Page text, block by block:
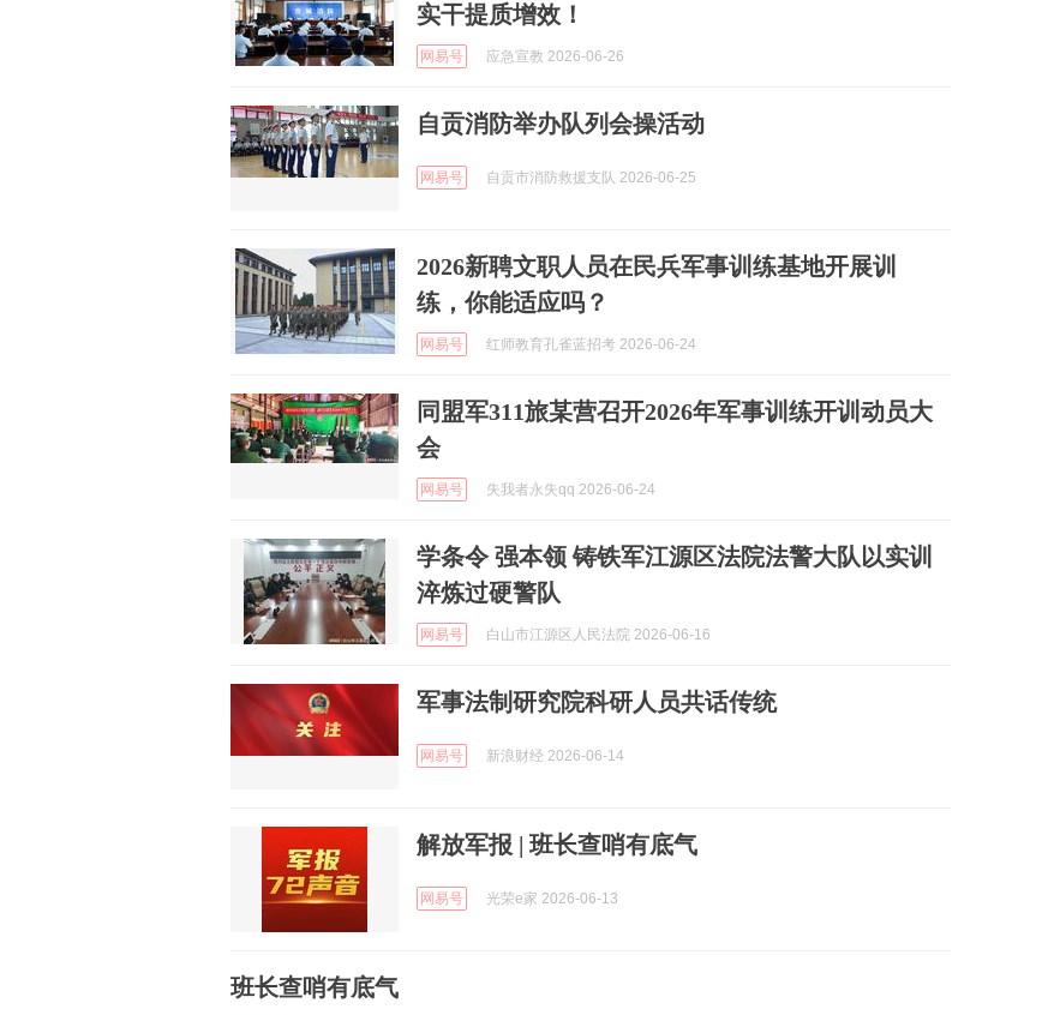
实干提质增效！
网易号 应急宣教 2026-06-26
自贡消防举办队列会操活动
网易号 自贡市消防救援支队 2026-06-25
2026新聘文职人员在民兵军事训练基地开展训
练，你能适应吗？
网易号 红师教育孔雀蓝招考 2026-06-24
同盟军311旅某营召开2026年军事训练开训动员大
会
网易号 失我者永失qq 2026-06-24
学条令 强本领 铸铁军江源区法院法警大队以实训
淬炼过硬警队
网易号 白山市江源区人民法院 2026-06-16
军事法制研究院科研人员共话传统
网易号 新浪财经 2026-06-14
解放军报 | 班长查哨有底气
网易号 光荣e家 2026-06-13
班长查哨有底气